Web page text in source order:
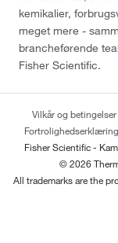
kemikalier,
meget mere -
brancheførende
Fisher Scientific.
Vilkår og
Fortrolighedserklæring
Fisher Scientific -
© 2026
All trademarks are the